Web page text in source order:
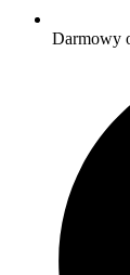
Darmowy